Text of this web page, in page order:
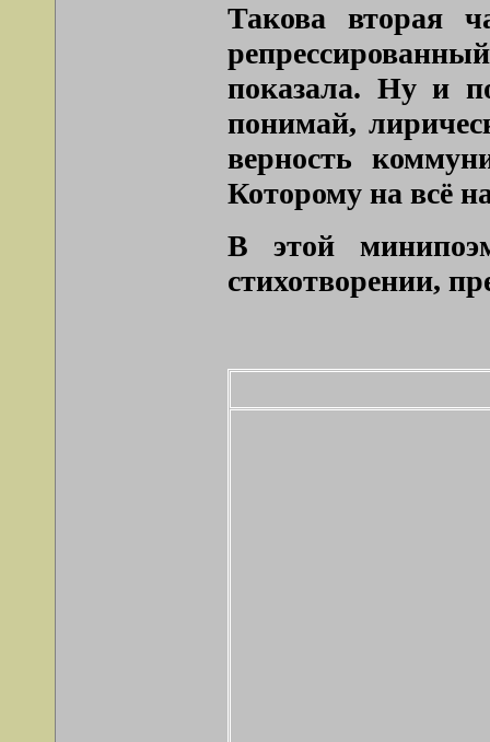
Такова вторая
показала. Ну и
понимай,
верность
Которому на всё
В этой
стихотворении,